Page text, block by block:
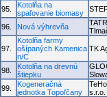
95.
Kotolňa na
spaľovanie biomasy
96. Nová výhrevňa
97.
Kotolňa farmy
ošípaných Kamenica
n/C
TK
98.
Kotolňa na drevnú
štiepku
99.
Kogeneračná
jednotka Topoľčany
s.r.o.